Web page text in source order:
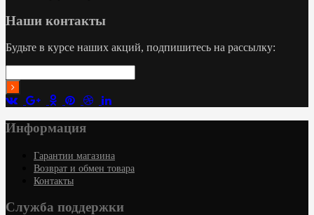
Наши контакты
Будьте в курсе наших акций, подпишитесь на рассылку:
Информация
Гарантии магазина
Возврат и обмен товара
Контакты
Служба поддержки